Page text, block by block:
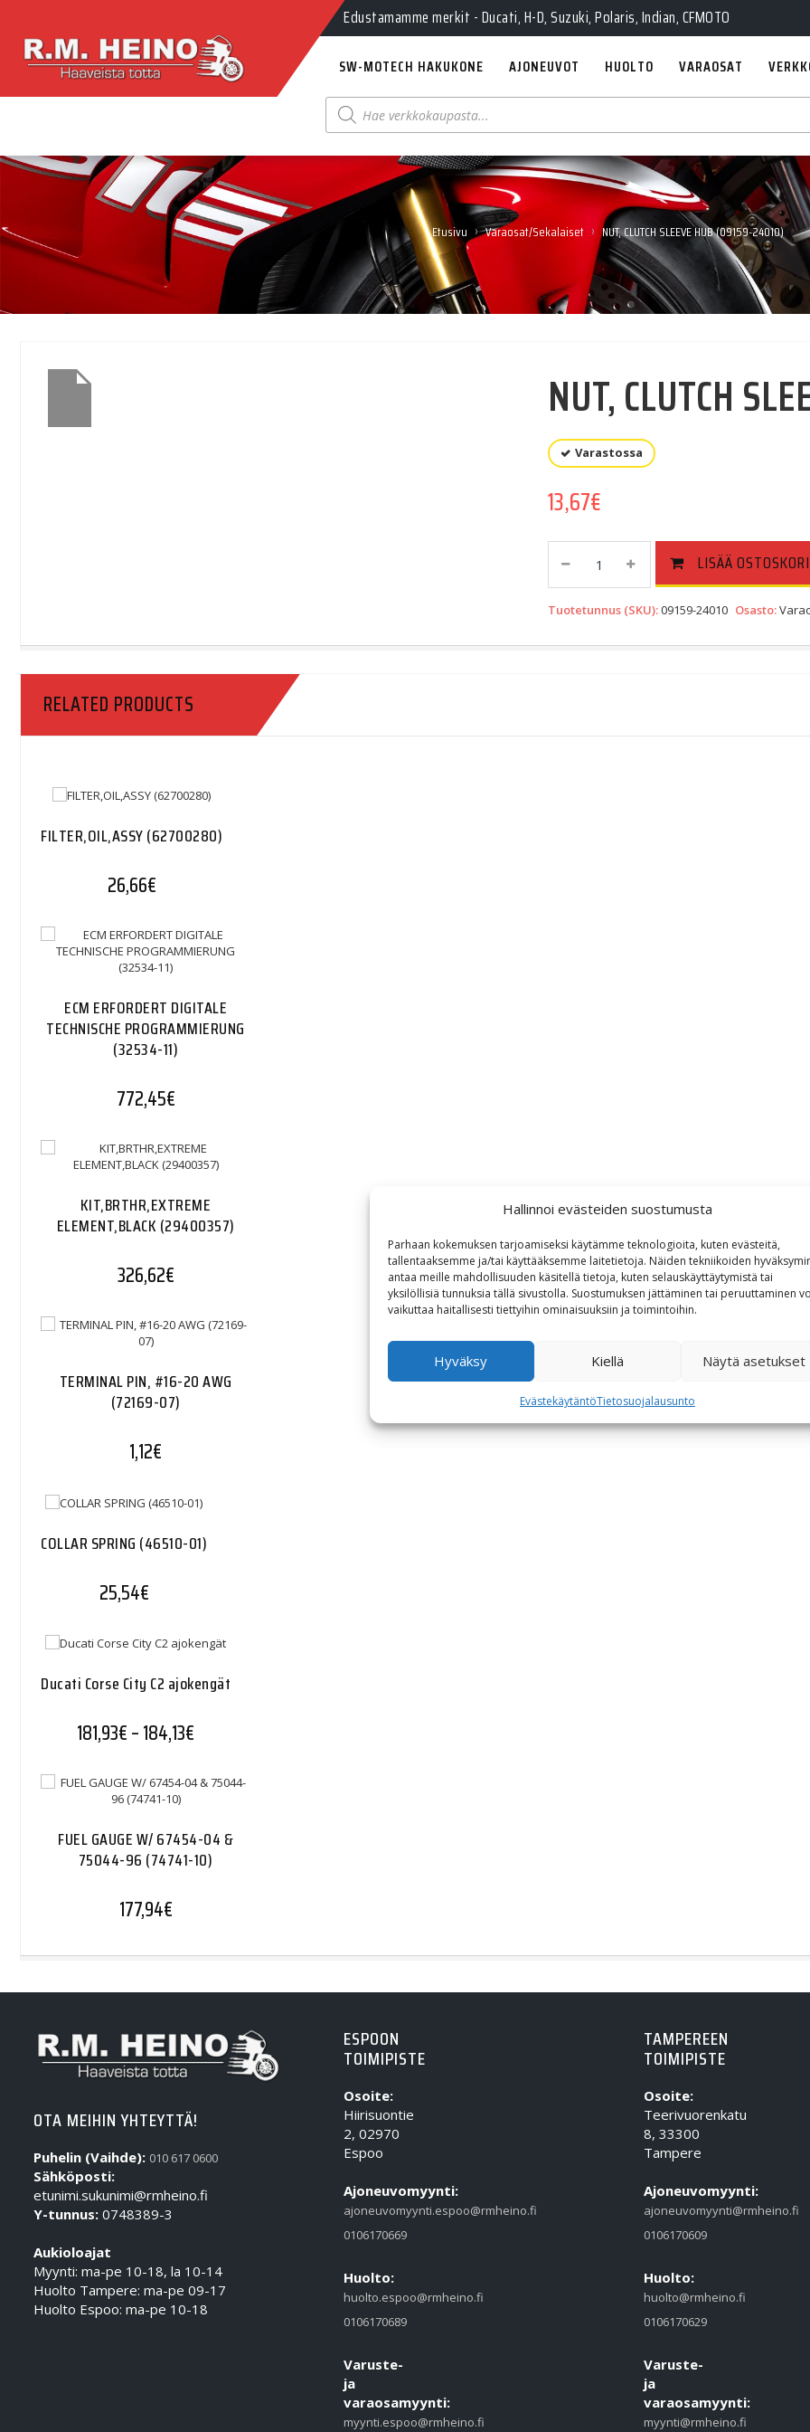
Hallinnoi evästeiden suostumusta
Parhaan kokemuksen tarjoamiseksi käytämme teknologioita, kuten evästeitä,
tallentaaksemme ja/tai käyttääksemme laitetietoja. Näiden tekniikoiden
antaa meille mahdollisuuden käsitellä tietoja, kuten selauskäyttäytymistä tai
yksilöllisiä tunnuksia tällä sivustolla. Suostumuksen jättäminen tai peruuttaminen
vaikuttaa haitallisesti tiettyihin ominaisuuksiin ja toimintoihin.
Hyväksy Kiellä Näytä asetukset
EvästekäytäntöTietosuojalausunto
Edustamamme merkit - Ducati, H-D, Suzuki, Polaris, Indian, CFMOTO
SW-MOTECH HAKUKONE AJONEUVOT HUOLTO VARAOSAT
Products
search
Etusivu › Varaosat/Sekalaiset › NUT, CLUTCH SLEEVE HUB (09159-24010)
NUT, CLUTCH
Varastossa
13,67€
CLUTCH
HUB
24010)
LISÄÄ
Tuotetunnus (SKU):09159-24010 Osasto:
RELATED PRODUCTS
FILTER,OIL,ASSY (62700280)
26,66€
ECM ERFORDERT DIGITALE
TECHNISCHE PROGRAMMIERUNG
(32534-11)
772,45€
KIT,BRTHR,EXTREME
ELEMENT,BLACK (29400357)
326,62€
TERMINAL PIN, #16-20 AWG
(72169-07)
1,12€
COLLAR SPRING (46510-01)
25,54€
Ducati Corse City C2 ajokengät
181,93€–184,13€
FUEL GAUGE W/ 67454-04 &
75044-96 (74741-10)
177,94€
OTA MEIHIN YHTEYTTÄ!
Puhelin (Vaihde): 010 617 0600
Sähköposti:
etunimi.sukunimi@rmheino.fi
Y-tunnus: 0748389-3
Aukioloajat
Myynti: ma-pe 10-18, la 10-14
Huolto Tampere: ma-pe 09-17
Huolto Espoo: ma-pe 10-18
ESPOON
TOIMIPISTE
Osoite:
Hiirisuontie
2, 02970
Espoo
Ajoneuvomyynti:
ajoneuvomyynti.espoo@rmheino.fi
0106170669
Huolto:
huolto.espoo@rmheino.fi
0106170689
Varuste-
ja
varaosamyynti:
myynti.espoo@rmheino.fi
TAMPEREEN
TOIMIPISTE
Osoite:
Teerivuorenkatu
8, 33300
Tampere
Ajoneuvomyynti:
ajoneuvomyynti@rmheino.fi
0106170609
Huolto:
huolto@rmheino.fi
0106170629
Varuste-
ja
varaosamyynti:
myynti@rmheino.fi